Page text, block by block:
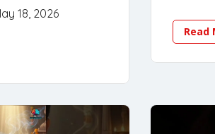
18, 2026
Read